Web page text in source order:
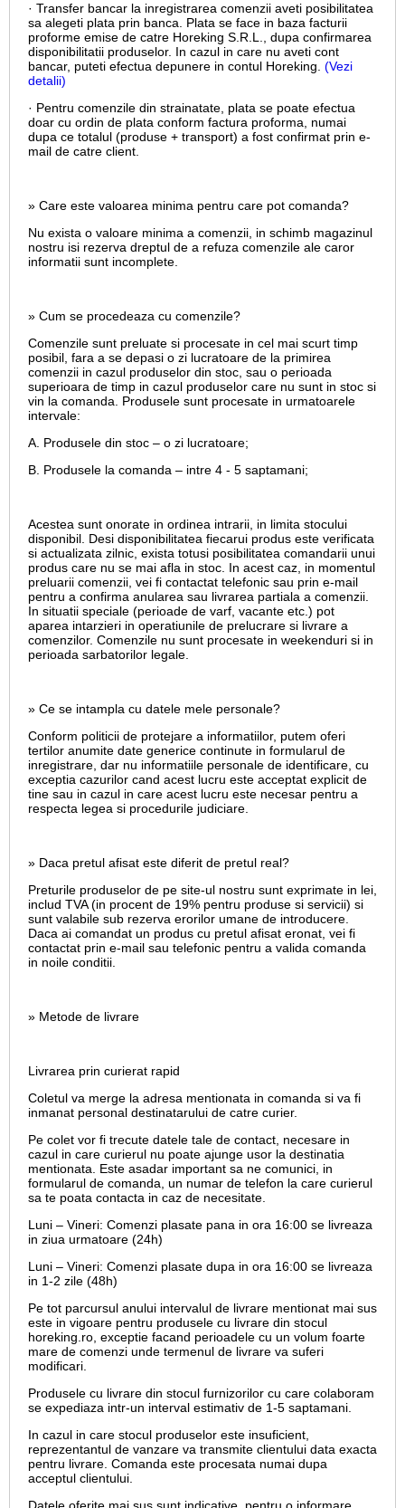
· Transfer bancar la inregistrarea comenzii aveti posibilitatea
sa alegeti plata prin banca. Plata se face in baza facturii
proforme emise de catre Horeking S.R.L., dupa confirmarea
disponibilitatii produselor. In cazul in care nu aveti cont
bancar, puteti efectua depunere in contul Horeking. (Vezi
detalii)
· Pentru comenzile din strainatate, plata se poate efectua
doar cu ordin de plata conform factura proforma, numai
dupa ce totalul (produse + transport) a fost confirmat prin e-
mail de catre client.
» Care este valoarea minima pentru care pot comanda?
Nu exista o valoare minima a comenzii, in schimb magazinul
nostru isi rezerva dreptul de a refuza comenzile ale caror
informatii sunt incomplete.
» Cum se procedeaza cu comenzile?
Comenzile sunt preluate si procesate in cel mai scurt timp
posibil, fara a se depasi o zi lucratoare de la primirea
comenzii in cazul produselor din stoc, sau o perioada
superioara de timp in cazul produselor care nu sunt in stoc si
vin la comanda. Produsele sunt procesate in urmatoarele
intervale:
A. Produsele din stoc – o zi lucratoare;
B. Produsele la comanda – intre 4 - 5 saptamani;
Acestea sunt onorate in ordinea intrarii, in limita stocului
disponibil. Desi disponibilitatea fiecarui produs este verificata
si actualizata zilnic, exista totusi posibilitatea comandarii unui
produs care nu se mai afla in stoc. In acest caz, in momentul
preluarii comenzii, vei fi contactat telefonic sau prin e-mail
pentru a confirma anularea sau livrarea partiala a comenzii.
In situatii speciale (perioade de varf, vacante etc.) pot
aparea intarzieri in operatiunile de prelucrare si livrare a
comenzilor. Comenzile nu sunt procesate in weekenduri si in
perioada sarbatorilor legale.
» Ce se intampla cu datele mele personale?
Conform politicii de protejare a informatiilor, putem oferi
tertilor anumite date generice continute in formularul de
inregistrare, dar nu informatiile personale de identificare, cu
exceptia cazurilor cand acest lucru este acceptat explicit de
tine sau in cazul in care acest lucru este necesar pentru a
respecta legea si procedurile judiciare.
» Daca pretul afisat este diferit de pretul real?
Preturile produselor de pe site-ul nostru sunt exprimate in lei,
includ TVA (in procent de 19% pentru produse si servicii) si
sunt valabile sub rezerva erorilor umane de introducere.
Daca ai comandat un produs cu pretul afisat eronat, vei fi
contactat prin e-mail sau telefonic pentru a valida comanda
in noile conditii.
» Metode de livrare
Livrarea prin curierat rapid
Coletul va merge la adresa mentionata in comanda si va fi
inmanat personal destinatarului de catre curier.
Pe colet vor fi trecute datele tale de contact, necesare in
cazul in care curierul nu poate ajunge usor la destinatia
mentionata. Este asadar important sa ne comunici, in
formularul de comanda, un numar de telefon la care curierul
sa te poata contacta in caz de necesitate.
Luni – Vineri: Comenzi plasate pana in ora 16:00 se livreaza
in ziua urmatoare (24h)
Luni – Vineri: Comenzi plasate dupa in ora 16:00 se livreaza
in 1-2 zile (48h)
Pe tot parcursul anului intervalul de livrare mentionat mai sus
este in vigoare pentru produsele cu livrare din stocul
horeking.ro, exceptie facand perioadele cu un volum foarte
mare de comenzi unde termenul de livrare va suferi
modificari.
Produsele cu livrare din stocul furnizorilor cu care colaboram
se expediaza intr-un interval estimativ de 1-5 saptamani.
In cazul in care stocul produselor este insuficient,
reprezentantul de vanzare va transmite clientului data exacta
pentru livrare. Comanda este procesata numai dupa
acceptul clientului.